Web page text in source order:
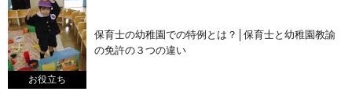
お役立ち
保育士の幼稚園での特例とは？│保育士と幼稚園教諭
の免許の３つの違い